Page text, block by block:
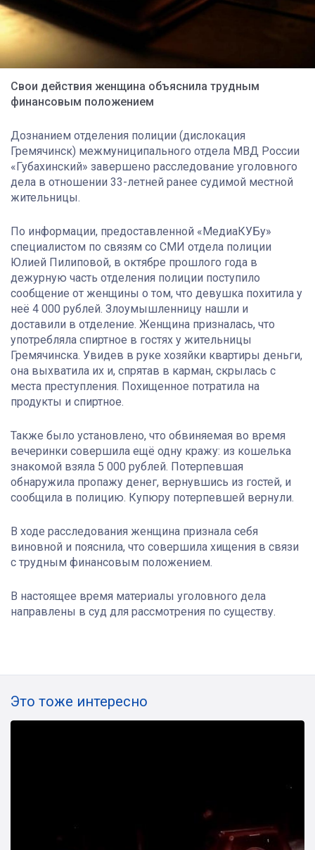
Свои действия женщина объяснила трудным
финансовым положением
Дознанием отделения полиции (дислокация
Гремячинск) межмуниципального отдела МВД России
«Губахинский» завершено расследование уголовного
дела в отношении 33-летней ранее судимой местной
жительницы.
По информации, предоставленной «МедиаКУБу»
специалистом по связям со СМИ отдела полиции
Юлией Пилиповой, в октябре прошлого года в
дежурную часть отделения полиции поступило
сообщение от женщины о том, что девушка похитила у
неё 4 000 рублей. Злоумышленницу нашли и
доставили в отделение. Женщина призналась, что
употребляла спиртное в гостях у жительницы
Гремячинска. Увидев в руке хозяйки квартиры деньги,
она выхватила их и, спрятав в карман, скрылась с
места преступления. Похищенное потратила на
продукты и спиртное.
Также было установлено, что обвиняемая во время
вечеринки совершила ещё одну кражу: из кошелька
знакомой взяла 5 000 рублей. Потерпевшая
обнаружила пропажу денег, вернувшись из гостей, и
сообщила в полицию. Купюру потерпевшей вернули.
В ходе расследования женщина признала себя
виновной и пояснила, что совершила хищения в связи
с трудным финансовым положением.
В настоящее время материалы уголовного дела
направлены в суд для рассмотрения по существу.
Это тоже интересно